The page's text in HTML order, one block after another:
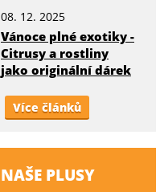
08. 12. 2025
Vánoce plné exotiky -
Citrusy a rostliny
jako originální dárek
Více článků
NAŠE PLUSY